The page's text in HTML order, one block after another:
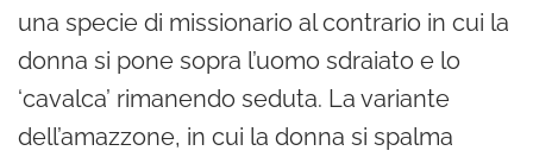
una specie di missionario al contrario in cui la
donna si pone sopra l’uomo sdraiato e lo
‘cavalca’ rimanendo seduta. La variante
dell’amazzone, in cui la donna si spalma